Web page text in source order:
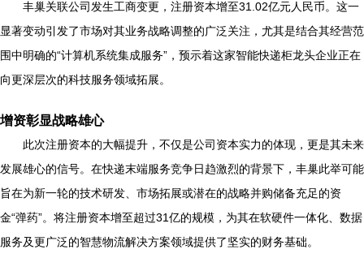
丰巢关联公司发生工商变更，注册资本增至31.02亿元人民币。这一
显著变动引发了市场对其业务战略调整的广泛关注，尤其是结合其经营范
围中明确的“计算机系统集成服务”，预示着这家智能快递柜龙头企业正在
向更深层次的科技服务领域拓展。
增资彰显战略雄心
此次注册资本的大幅提升，不仅是公司资本实力的体现，更是其未来
发展雄心的信号。在快递末端服务竞争日趋激烈的背景下，丰巢此举可能
旨在为新一轮的技术研发、市场拓展或潜在的战略并购储备充足的资
金“弹药”。将注册资本增至超过31亿的规模，为其在软硬件一体化、数据
服务及更广泛的智慧物流解决方案领域提供了坚实的财务基础。